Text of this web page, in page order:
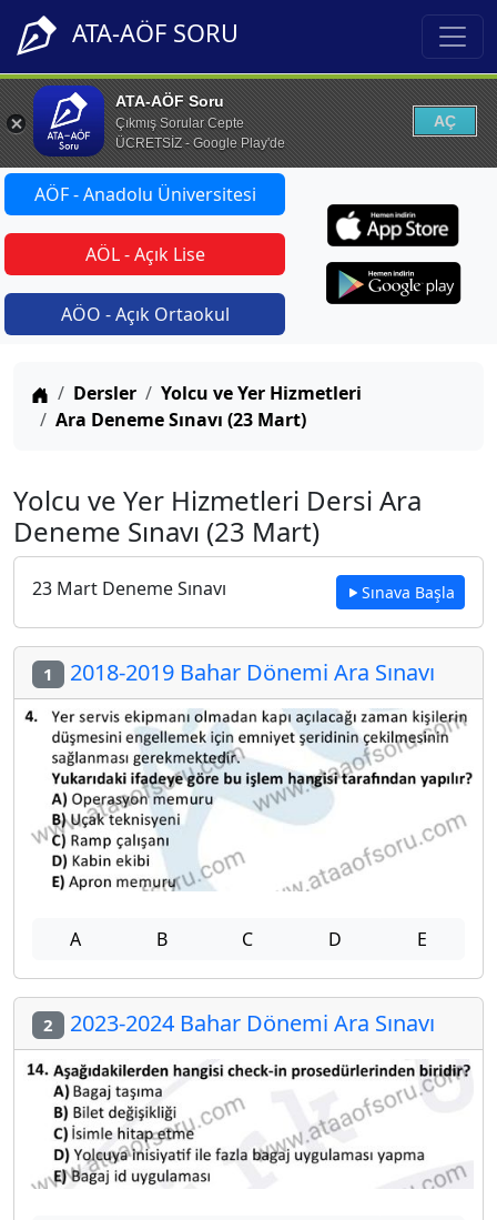
ATA-AÖF SORU
ATA-AÖF Soru
Çıkmış Sorular Cepte
ÜCRETSİZ - Google Play'de
AÇ
AÖF - Anadolu Üniversitesi
AÖL - Açık Lise
AÖO - Açık Ortaokul
Anasayfa
Dersler
Yolcu ve Yer Hizmetleri
Ara Deneme Sınavı (23 Mart)
Yolcu ve Yer Hizmetleri Dersi Ara
Deneme Sınavı (23 Mart)
23 Mart Deneme Sınavı Sınava Başla
1 2018-2019 Bahar Dönemi Ara Sınavı
A B C D E
2 2023-2024 Bahar Dönemi Ara Sınavı